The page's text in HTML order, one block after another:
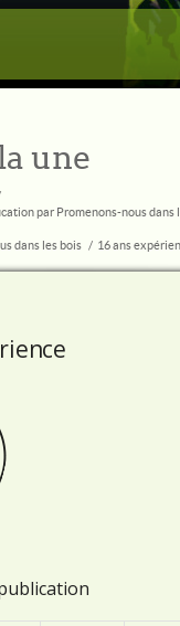
une
par Promenons-nous dans
dans les bois / 16 ans